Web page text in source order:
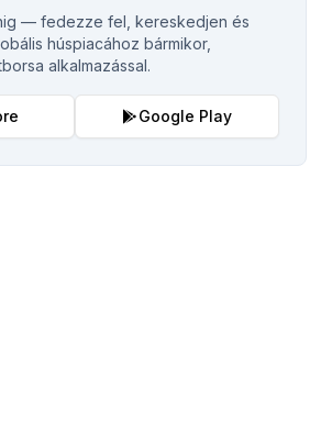
— fedezze fel, kereskedjen és
húspiacához bármikor,
alkalmazással.
Google Play